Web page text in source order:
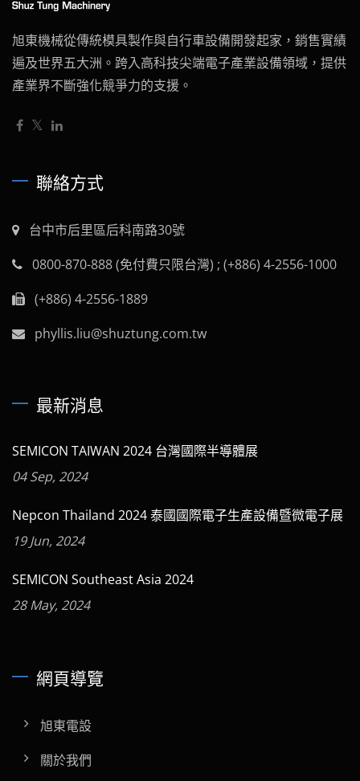
旭東機械從傳統模具製作與自行車設備開發起家，銷售實績
遍及世界五大洲。跨入高科技尖端電子產業設備領域，提供
產業界不斷強化競爭力的支援。
聯絡方式
台中市后里區后科南路30號
0800-870-888 (免付費只限台灣) ; (+886) 4-2556-1000
(+886) 4-2556-1889
phyllis.liu@shuztung.com.tw
最新消息
SEMICON TAIWAN 2024 台灣國際半導體展
04 Sep, 2024
Nepcon Thailand 2024 泰國國際電子生產設備暨微電子展
19 Jun, 2024
SEMICON Southeast Asia 2024
28 May, 2024
網頁導覽
旭東電設
關於我們